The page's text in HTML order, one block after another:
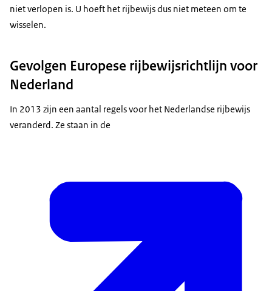
niet verlopen is. U hoeft het rijbewijs dus niet meteen om te
wisselen.
Gevolgen Europese rijbewijsrichtlijn voor
Nederland
In 2013 zijn een aantal regels voor het Nederlandse rijbewijs
veranderd. Ze staan in de